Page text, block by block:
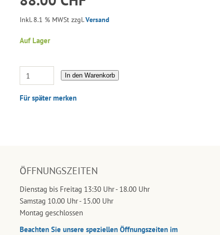
Inkl. 8.1 % MWSt zzgl.Versand
Auf Lager
In den Warenkorb
Für später merken
ÖFFNUNGSZEITEN
Dienstag bis Freitag 13:30 Uhr - 18.00 Uhr
Samstag 10.00 Uhr - 15.00 Uhr
Montag geschlossen
Beachten Sie unsere speziellen Öffnungszeiten im